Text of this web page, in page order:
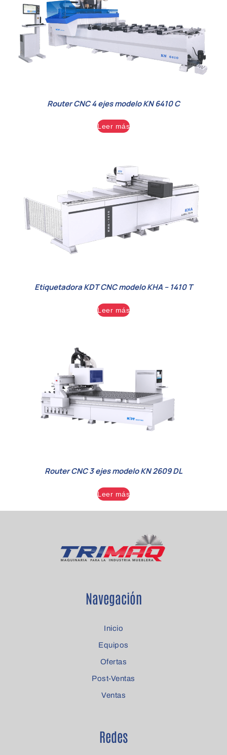
Router CNC 4 ejes modelo KN 6410 C
Leer más
Etiquetadora KDT CNC modelo KHA – 1410 T
Leer más
Router CNC 3 ejes modelo KN 2609 DL
Leer más
Navegación
Inicio
Equipos
Ofertas
Post-Ventas
Ventas
Redes